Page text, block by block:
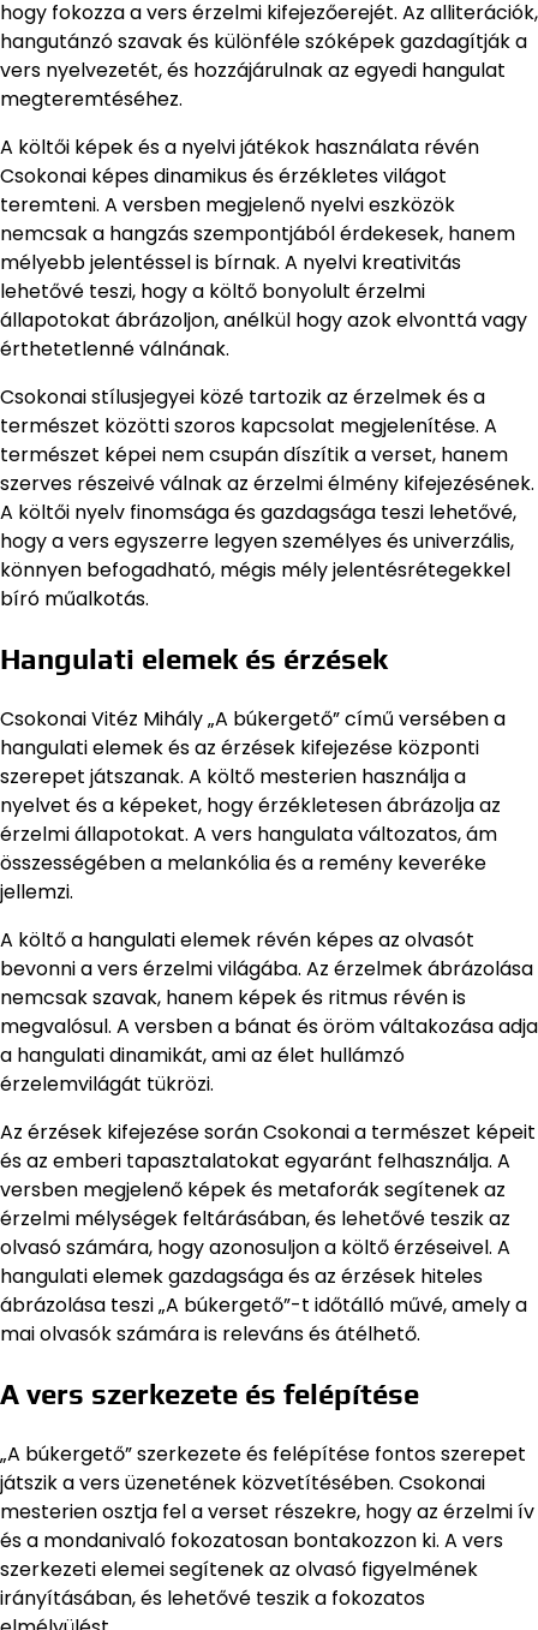
hogy fokozza a vers érzelmi kifejezőerejét. Az alliterációk,
hangutánzó szavak és különféle szóképek gazdagítják a
vers nyelvezetét, és hozzájárulnak az egyedi hangulat
megteremtéséhez.
A költői képek és a nyelvi játékok használata révén
Csokonai képes dinamikus és érzékletes világot
teremteni. A versben megjelenő nyelvi eszközök
nemcsak a hangzás szempontjából érdekesek, hanem
mélyebb jelentéssel is bírnak. A nyelvi kreativitás
lehetővé teszi, hogy a költő bonyolult érzelmi
állapotokat ábrázoljon, anélkül hogy azok elvonttá vagy
érthetetlenné válnának.
Csokonai stílusjegyei közé tartozik az érzelmek és a
természet közötti szoros kapcsolat megjelenítése. A
természet képei nem csupán díszítik a verset, hanem
szerves részeivé válnak az érzelmi élmény kifejezésének.
A költői nyelv finomsága és gazdagsága teszi lehetővé,
hogy a vers egyszerre legyen személyes és univerzális,
könnyen befogadható, mégis mély jelentésrétegekkel
bíró műalkotás.
Hangulati elemek és érzések
Csokonai Vitéz Mihály „A búkergető” című versében a
hangulati elemek és az érzések kifejezése központi
szerepet játszanak. A költő mesterien használja a
nyelvet és a képeket, hogy érzékletesen ábrázolja az
érzelmi állapotokat. A vers hangulata változatos, ám
összességében a melankólia és a remény keveréke
jellemzi.
A költő a hangulati elemek révén képes az olvasót
bevonni a vers érzelmi világába. Az érzelmek ábrázolása
nemcsak szavak, hanem képek és ritmus révén is
megvalósul. A versben a bánat és öröm váltakozása adja
a hangulati dinamikát, ami az élet hullámzó
érzelemvilágát tükrözi.
Az érzések kifejezése során Csokonai a természet képeit
és az emberi tapasztalatokat egyaránt felhasználja. A
versben megjelenő képek és metaforák segítenek az
érzelmi mélységek feltárásában, és lehetővé teszik az
olvasó számára, hogy azonosuljon a költő érzéseivel. A
hangulati elemek gazdagsága és az érzések hiteles
ábrázolása teszi „A búkergető”-t időtálló művé, amely a
mai olvasók számára is releváns és átélhető.
A vers szerkezete és felépítése
„A búkergető” szerkezete és felépítése fontos szerepet
játszik a vers üzenetének közvetítésében. Csokonai
mesterien osztja fel a verset részekre, hogy az érzelmi ív
és a mondanivaló fokozatosan bontakozzon ki. A vers
szerkezeti elemei segítenek az olvasó figyelmének
irányításában, és lehetővé teszik a fokozatos